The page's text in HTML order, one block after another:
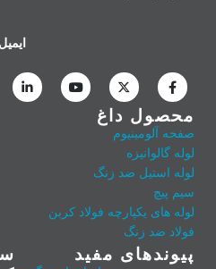
محصول داغ
صفحه آلومینیوم
لوله گالوانیزه
لوله استیل ضد زنگ
سیم پیچ
لوله های یکپارچه فولاد کربن
فولاد ضد زنگ
پیوندهای مفید